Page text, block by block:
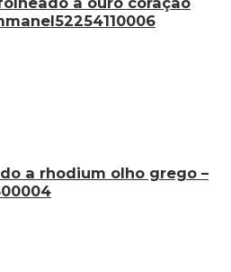
a rhodium olho grego –